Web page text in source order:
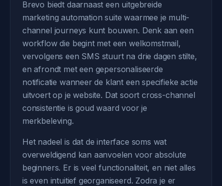
Brevo biedt daarnaast een uitgebreide
marketing automation suite waarmee je multi-
channel journeys kunt bouwen. Denk aan een
workflow die begint met een welkomstmail,
vervolgens een SMS stuurt na drie dagen stilte,
en afrondt met een gepersonaliseerde
notificatie wanneer de klant een specifieke actie
uitvoert op je website. Dat soort cross-channel
consistentie is goud waard voor je
merkbeleving.
Het nadeel is dat de interface soms wat
overweldigend kan aanvoelen voor absolute
beginners. Er is veel functionaliteit, en niet alles
is even intuitief georganiseerd. Zodra je er